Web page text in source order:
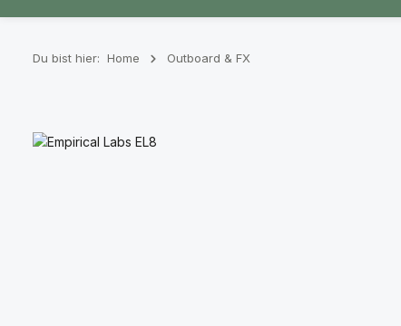
Du bist hier: Home Outboard & FX
Bildergalerie überspringen